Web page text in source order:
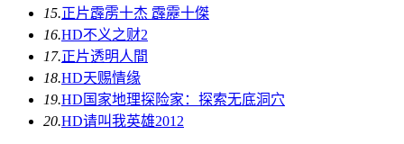
15.正片霹雳十杰 霹靂十傑
16.HD不义之财2
17.正片透明人間
18.HD天赐情缘
19.HD 国家地理探险家：探索无底洞穴
20.HD请叫我英雄2012